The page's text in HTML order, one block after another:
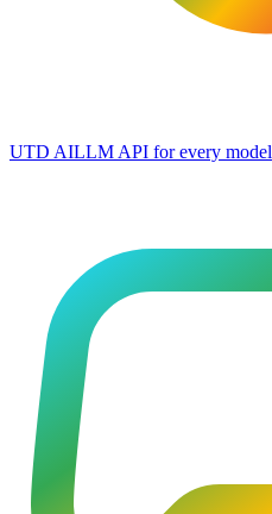
UTD AILLM API for every model